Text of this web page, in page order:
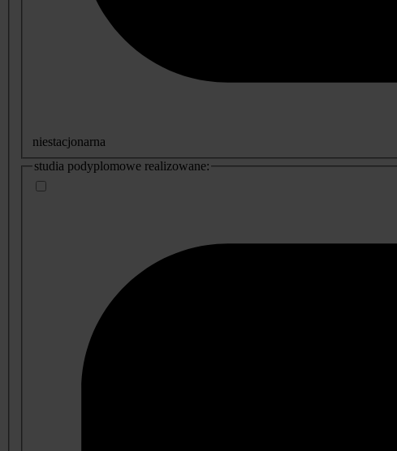
niestacjonarna
studia podyplomowe realizowane: